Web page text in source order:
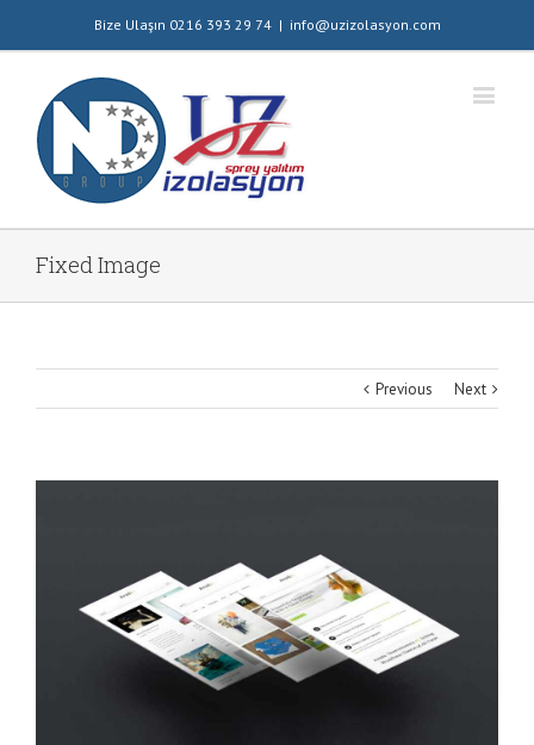
Bize Ulaşın 0216 393 29 74 | info@uzizolasyon.com
Fixed Image
Previous Next